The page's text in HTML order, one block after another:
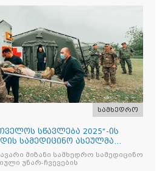
სამხედრო
სწავლება 2025“-ის
სამედიცინო ასეულმა
მიზანი სამხედრო სამედიცინო
უნარ-ჩვევების